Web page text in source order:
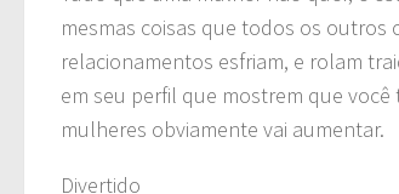
mesmas coisas que todos os outros
relacionamentos esfriam, e rolam
em seu perfil que mostrem que
mulheres obviamente vai aumentar.
Divertido